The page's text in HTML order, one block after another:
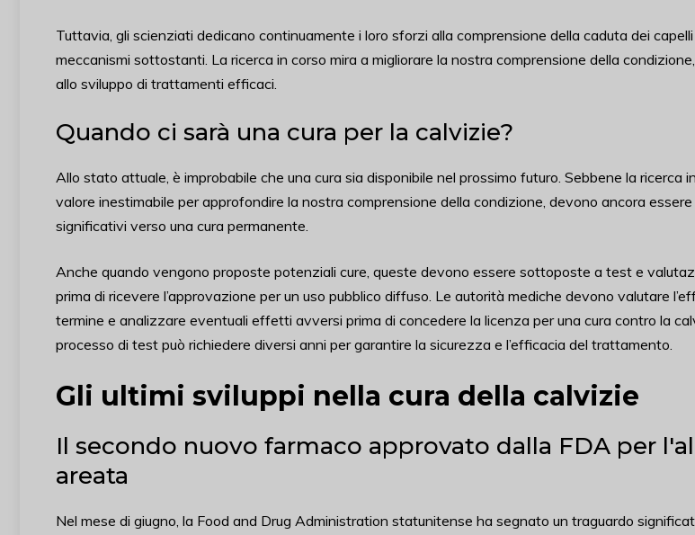
Tuttavia, gli scienziati dedicano continuamente i loro sforzi alla comprensione della caduta dei capelli
meccanismi sottostanti. La ricerca in corso mira a migliorare la nostra comprensione della
allo sviluppo di trattamenti efficaci.
Quando ci sarà una cura per la calvizie?
Allo stato attuale, è improbabile che una cura sia disponibile nel prossimo futuro. Sebbene la ricerca
valore inestimabile per approfondire la nostra comprensione della condizione, devono ancora
significativi verso una cura permanente.
Anche quando vengono proposte potenziali cure, queste devono essere sottoposte a test e
prima di ricevere l’approvazione per un uso pubblico diffuso. Le autorità mediche devono valutare
termine e analizzare eventuali effetti avversi prima di concedere la licenza per una cura contro la
processo di test può richiedere diversi anni per garantire la sicurezza e l’efficacia del trattamento.
Gli ultimi sviluppi nella cura della calvizie
Il secondo nuovo farmaco approvato dalla FDA per
areata
Nel mese di giugno, la Food and Drug Administration statunitense ha segnato un traguardo